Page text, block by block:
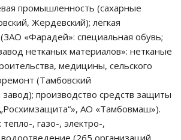
промышленность (сахарные
Жердевский); лёгкая
«Фарадей»: специальная обувь;
нетканых материалов»: нетканые
медицины, сельского
(Тамбовский
производство средств защиты
АО «Тамбовмаш»).
, газо-, электро-,
(265 организаций